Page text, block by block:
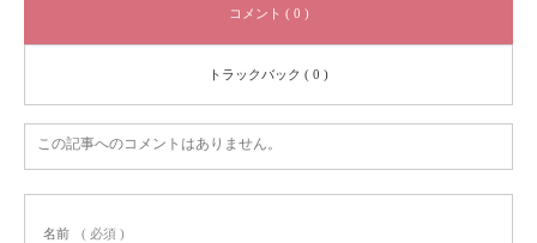
コメント ( 0 )
トラックバック ( 0 )
この記事へのコメントはありません。
名前 ( 必須 )